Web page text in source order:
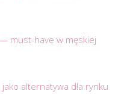
must-have w męskiej
alternatywa dla rynku